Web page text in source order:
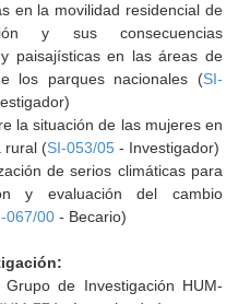
en la movilidad residencial de
y sus consecuencias
paisajísticas en las áreas de
los parques nacionales (SI-
la situación de las mujeres en
rural (SI-053/05- Investigador)
de serios climáticas para
y evaluación del cambio
067/00- Becario)
Grupo de Investigación HUM-